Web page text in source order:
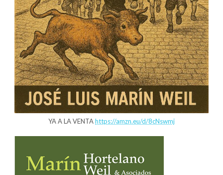
YA A LA VENTAhttps://amzn.eu/d/8cNswmj